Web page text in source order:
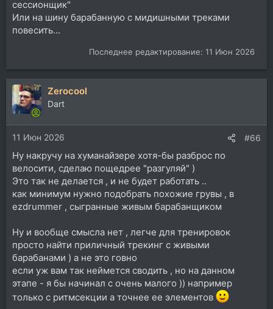
сессионщик"
Или на шину барабанную с мидишными треками
повесить...
Последнее редактирование: 11 Июн 2026
Zerocool
Dart
11 Июн 2026 #66
Ну накручу на хуманайзере хотя-бы разброс по
велосити, сделаю пощедрее "разгуляй" )
Это так не делается , и не будет работать ..
как минимум нужно подобрать похожие грувы , в
ezdrummer , сыгранные живым барабанщиком
Ну и вообще смысла нет , легче для тренировок
просто найти приличный трекинг с живыми
барабанами ) а не это говно
если уж вам так неймется сводить , но на данном
этапе - я бы начинал с очень малого )) например
только с ритмсекции а точнее ее элементов